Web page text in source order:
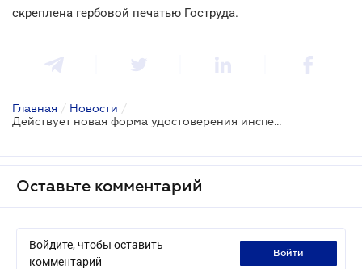
скреплена гербовой печатью Гоструда.
Главная / Новости /
Действует новая форма удостоверения инспектора труда
Оставьте комментарий
Войдите, чтобы оставить
комментарий
войти